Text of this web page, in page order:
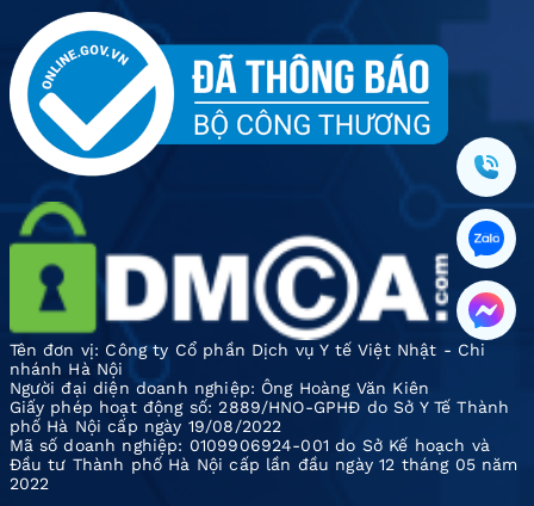
Tên đơn vị: Công ty Cổ phần Dịch vụ Y tế Việt Nhật - Chi
nhánh Hà Nội
Người đại diện doanh nghiệp: Ông Hoàng Văn Kiên
Giấy phép hoạt động số: 2889/HNO-GPHĐ do Sở Y Tế Thành
phố Hà Nội cấp ngày 19/08/2022
Mã số doanh nghiệp: 0109906924-001 do Sở Kế hoạch và
Đầu tư Thành phố Hà Nội cấp lần đầu ngày 12 tháng 05 năm
2022